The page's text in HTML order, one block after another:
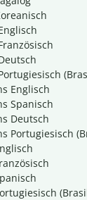
Englisch
Spanisch
Deutsch
Portugiesisch